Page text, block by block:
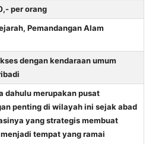
per orang
Pemandangan Alam
dengan kendaraan umum
dahulu merupakan pusat
penting di wilayah ini sejak abad
yang strategis membuat
tempat yang ramai